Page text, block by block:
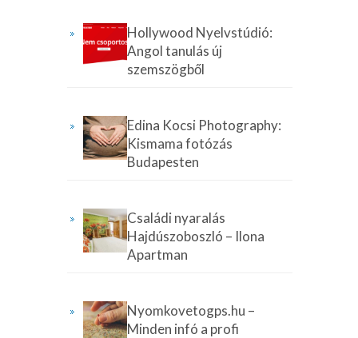
Hollywood Nyelvstúdió:
Angol tanulás új
szemszögből
Edina Kocsi Photography:
Kismama fotózás
Budapesten
Családi nyaralás
Hajdúszoboszló – Ilona
Apartman
Nyomkovetogps.hu –
Minden infó a profi